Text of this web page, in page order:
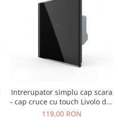
Intrerupator simplu cap scara
- cap cruce cu touch Livolo din
sticla - Generatia Noua
119,00 RON